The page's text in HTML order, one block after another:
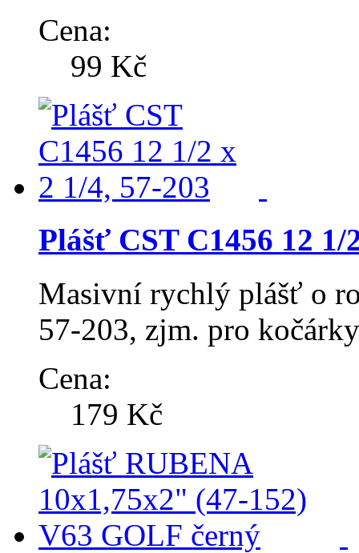
Cena:
99 Kč
Plášť CST C1456 12 1/
Masivní rychlý plášť o
57-203, zjm. pro
Cena:
179 Kč